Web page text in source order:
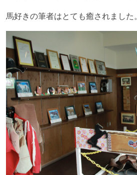
馬好きの筆者はとても癒されました。